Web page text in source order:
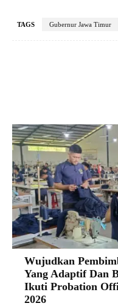
TAGS Gubernur Jawa Timur
Wujudkan
Yang Adaptif Dan
Ikuti Probation
2026